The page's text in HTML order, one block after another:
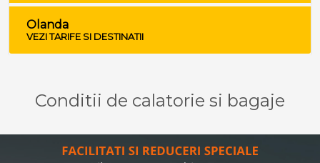
Olanda
VEZI TARIFE SI DESTINATII
Conditii de calatorie si bagaje